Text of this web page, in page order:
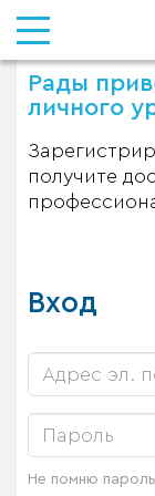
Рады
личного
получите
Вход
Не помню пароль